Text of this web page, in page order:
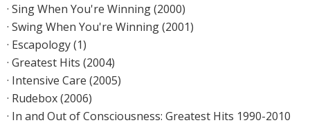
· Sing When You're Winning (2000)
· Swing When You're Winning (2001)
· Escapology (1)
· Greatest Hits (2004)
· Intensive Care (2005)
· Rudebox (2006)
· In and Out of Consciousness: Greatest Hits 1990-2010